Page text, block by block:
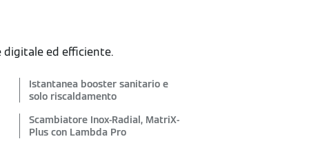
digitale ed efficiente.
Istantanea booster sanitario e
solo riscaldamento
Scambiatore Inox-Radial, MatriX-
Plus con Lambda Pro